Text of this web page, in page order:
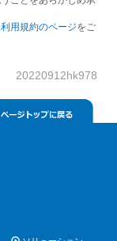
利用規約のページをご
20220912hk978